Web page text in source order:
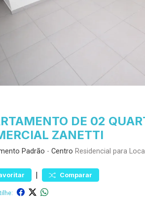
DE 02
ZANETTI
Padrão - Centro Residencial para
| Comparar